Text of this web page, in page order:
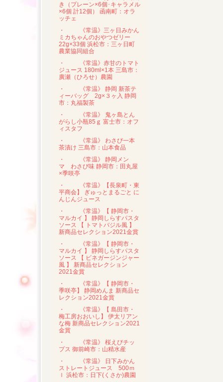
き（プレーン×6個･キャラメル
×6個 計12個） 函南町：オラ
ッチェ
・
《常温》三ヶ日みかん
ミカちゃんのおやつゼリー
22g×33個 浜松市：三ヶ日町
農業協同組合
・
《常温》赤甘のトマト
ジュース 180ml×1本 三島市：
廣瀬（ひろせ）農園
・
《常温》 静岡 新茶テ
ィーバッグ 2g×３ヶ入 静岡
市：丸福製茶
・
《常温》 鬼ヶ島とん
がらし小瓶85ｇ 富士市：オフ
ィスタフ
・
《常温》 わさび一本
茶漬け 三島市：山本食品
・
《常温》 静岡メン
マ わさび味 静岡市：田丸屋
×季咲亭
・
《常温》【長泉町・東
平商会】 ぎゅっとまるごと に
んじんジュース
・
《常温》【 静岡市・
マルカイ 】 静岡しらすパスタ
ソース 【 トマトバジル風 】
新商品セレクション2021金賞
・
《常温》【 静岡市・
マルカイ 】 静岡しらすパスタ
ソース 【 ビネガージンジャー
風 】 新商品セレクション
2021金賞
・
《常温》【 静岡市・
季咲亭】 静岡めんま 新商品セ
レクション2021金賞
・
《常温》【 島田市・
梅工房おおいし】 伊太リアン
な梅 新商品セレクション2021
金賞
・
《常温》 桜えびチッ
プス 御前崎市：山精水産
・
《常温》 日下みかん
ストレートジュース 500ｍ
ｌ 浜松市：日下(くさか)農園